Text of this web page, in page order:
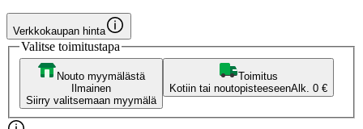
Verkkokaupan hinta
Valitse toimitustapa
Nouto myymälästä
Ilmainen
Siirry valitsemaan myymälä
Toimitus
Kotiin tai noutopisteeseenAlk. 0 €